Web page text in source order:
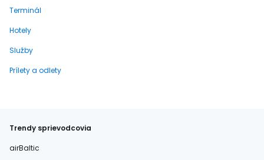
Terminál
Hotely
Služby
Prílety a odlety
Trendy sprievodcovia
airBaltic